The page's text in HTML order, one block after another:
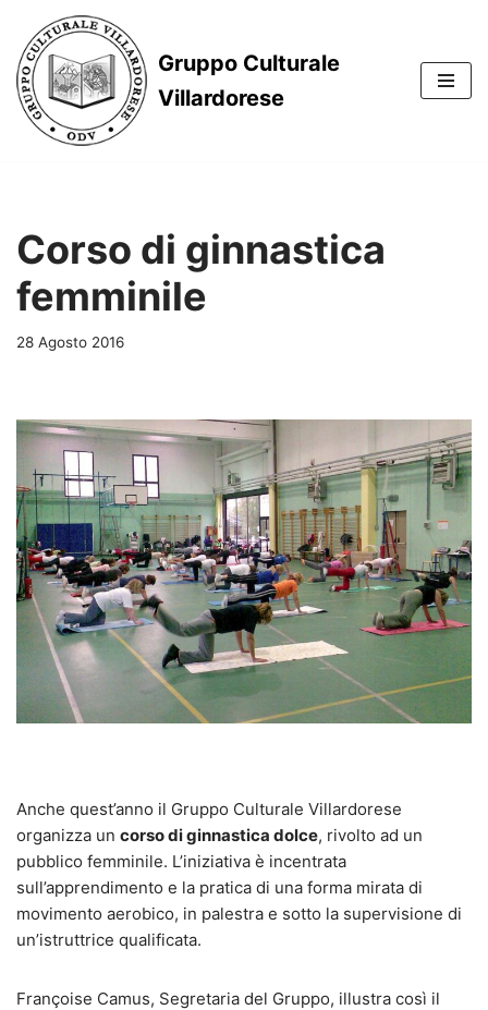
Vai
al
contenuto
Gruppo Culturale
Villardorese
Corso di ginnastica
femminile
28 Agosto 2016
Anche quest’anno il Gruppo Culturale Villardorese
organizza un corso di ginnastica dolce, rivolto ad un
pubblico femminile. L’iniziativa è incentrata
sull’apprendimento e la pratica di una forma mirata di
movimento aerobico, in palestra e sotto la supervisione di
un’istruttrice qualificata.
Françoise Camus, Segretaria del Gruppo, illustra così il